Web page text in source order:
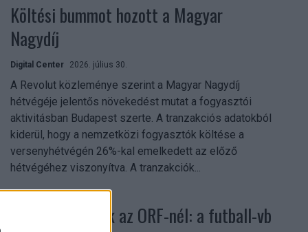
Költési bummot hozott a Magyar
Nagydíj
Digital Center 2026. július 30.
A Revolut közleménye szerint a Magyar Nagydíj
hétvégéje jelentős növekedést mutat a fogyasztói
aktivitásban Budapest szerte. A tranzakciós adatokból
kiderül, hogy a nemzetközi fogyasztók költése a
versenyhétvégén 26%-kal emelkedett az előző
hétvégéhez viszonyítva. A tranzakciók...
Rekordok dőltek az ORF-nél: a futball-vb